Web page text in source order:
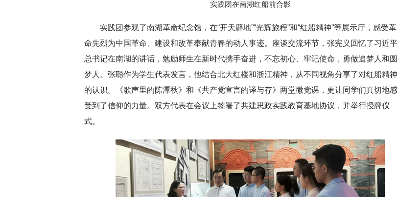
实践团在南湖红船前合影
实践团参观了南湖革命纪念馆，在“开天辟地”“光辉旅程”和“红船精神”等展示厅，感受革
命先烈为中国革命、建设和改革奉献青春的动人事迹。座谈交流环节，张宪义回忆了习近平
总书记在南湖的讲话，勉励师生在新时代携手奋进，不忘初心、牢记使命，勇做追梦人和圆
梦人。张聪作为学生代表发言，他结合北大红楼和浙江精神，从不同视角分享了对红船精神
的认识。《歌声里的陈潭秋》和《共产党宣言的译与存》两堂微党课，更让同学们真切地感
受到了信仰的力量。双方代表在会议上签署了共建思政实践教育基地协议，并举行授牌仪
式。